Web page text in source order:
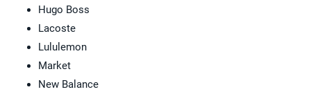
Hugo Boss
Lacoste
Lululemon
Market
New Balance